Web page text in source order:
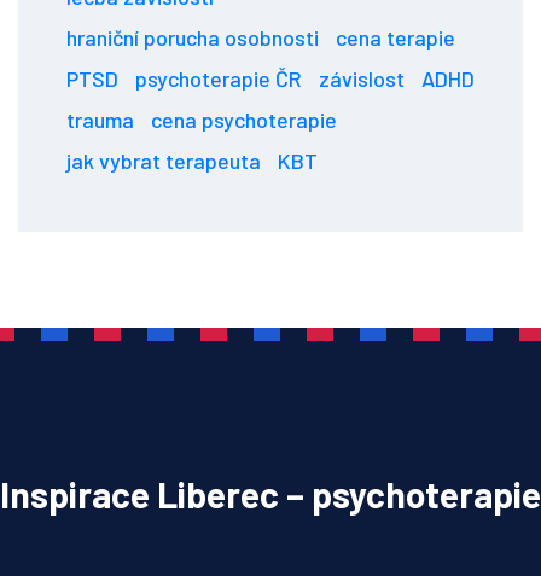
hraniční porucha osobnosti
cena terapie
PTSD
psychoterapie ČR závislost
ADHD
trauma
cena psychoterapie
jak vybrat terapeuta
KBT
Inspirace Liberec – psychoterapie